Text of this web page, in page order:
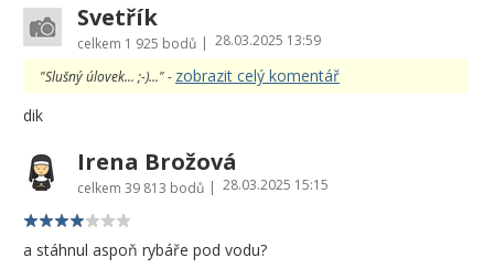
Svetřík
celkem 1 925 bodů | 28.03.2025 13:59
"Slušný úlovek... ;-)..." - zobrazit celý komentář
dik
Irena Brožová
celkem 39 813 bodů | 28.03.2025 15:15
a stáhnul aspoň rybáře pod vodu?